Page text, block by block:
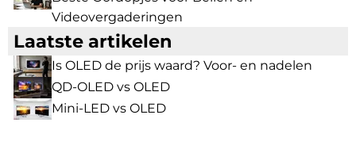
Videovergaderingen
Laatste artikelen
Is OLED de prijs waard? Voor- en nadelen
QD-OLED vs OLED
Mini-LED vs OLED